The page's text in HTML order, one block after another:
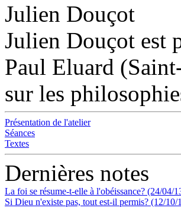
Julien Douçot
Julien Douçot est
Paul Eluard
sur les
Présentation de l'atelier
Séances
Textes
Dernières notes
La foi se résume-t-elle à l'obéissance? (24/04/
Si Dieu n'existe pas, tout est-il permis? (12/10/